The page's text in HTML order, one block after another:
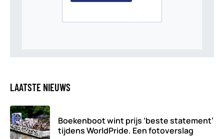
LAATSTE NIEUWS
Boekenboot wint prijs ‘beste statement’
tijdens WorldPride. Een fotoverslag